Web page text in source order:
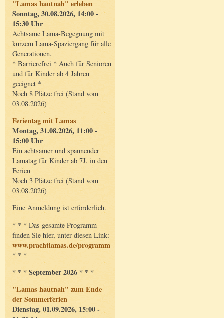
"Lamas hautnah" erleben
Sonntag, 30.08.2026, 14:00 -
15:30 Uhr
Achtsame Lama-Begegnung mit
kurzem Lama-Spaziergang für alle
Generationen.
* Barrierefrei * Auch für Senioren
und für Kinder ab 4 Jahren
geeignet *
Noch 8 Plätze frei (Stand vom
03.08.2026)
Ferientag mit Lamas
Montag, 31.08.2026, 11:00 -
15:00 Uhr
Ein achtsamer und spannender
Lamatag für Kinder ab 7J. in den
Ferien
Noch 3 Plätze frei (Stand vom
03.08.2026)
Eine Anmeldung ist erforderlich.
* * * Das gesamte Programm
finden Sie hier, unter diesen Link:
www.prachtlamas.de/programm
* * *
* * * September 2026 * * *
"Lamas hautnah" zum Ende
der Sommerferien
Dienstag, 01.09.2026, 15:00 -